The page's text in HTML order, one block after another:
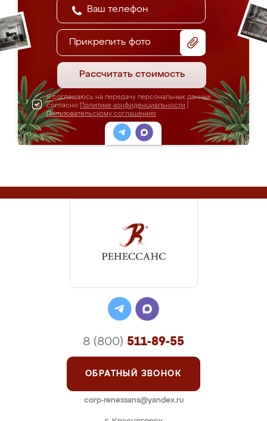
Прикрепить фото
Рассчитать стоимость
Я соглашаюсь на передачу персональных данных
согласно Политике конфиденциальности
Пользовательскому соглашению
8 (800) 511-89-55
ОБРАТНЫЙ ЗВОНОК
corp-renessans@yandex.ru